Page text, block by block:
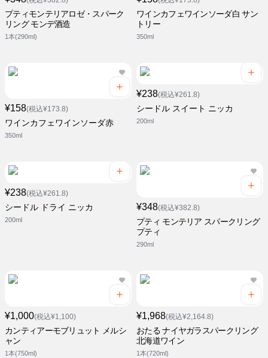
プティモンテリアロゼ・スパーク
リング モンデ酒造
1本(290ml)
ワインカフェワインソーダ白 サン
トリー
350ml
¥158(税込¥173.8)
ワインカフェワインソーダ赤
350ml
¥238(税込¥261.8)
シードル スイート ニッカ
200ml
¥238(税込¥261.8)
シードル ドライ ニッカ
200ml
¥348(税込¥382.8)
プティ モンテリア スパークリング
プティ
290ml
¥1,000(税込¥1,100)
カンティアーモブリュット メルシ
ャン
1本(750ml)
¥1,968(税込¥2,164.8)
おたる ナイヤガラスパークリング
北海道ワイン
1本(720ml)